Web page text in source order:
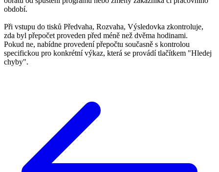
období.
Při vstupu do tisků Předvaha, Rozvaha, Výsledovka zkontroluje,
zda byl přepočet proveden před méně než dvěma hodinami.
Pokud ne, nabídne provedení přepočtu současně s kontrolou
specifickou pro konkrétní výkaz, která se provádí tlačítkem "Hledej
chyby".